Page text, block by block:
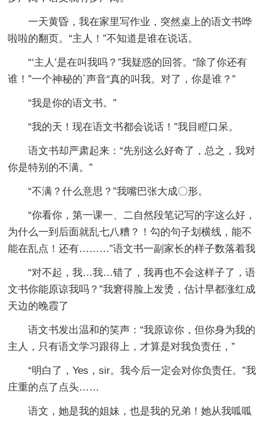
一天黄昏，我在家里写作业，突然桌上的语文书哗
啦啦的翻页。“主人！”不知道是谁在说话。
“‘主人’是在叫我吗？”我疑惑的回答。“除了你还有
谁！”一个神秘的`声音“真的叫我。对了，你是谁？”
“我是你的语文书。”
“我的天！现在语文书都会说话！”我目瞪口呆。
语文书却严肃起来：“先别这么好奇了，总之，我对
你是特别的不满。”
“不满？什么意思？”我嘴巴张大成〇形。
“你看你，第一课一、二自然段笔记写的字这么好，
为什么一到后面就乱七八糟？！勾的句子划横线，能不
能在乱点！还有………”语文书一副家长的样子数落着我
“对不起，我…我…错了，我再也不会这样子了，语
文书你能原谅我吗？”我窘得脸上发烫，估计早都涨红成
天边的晚霞了
语文书发出温和的笑声：“我原谅你，但你身为我的
主人，只有语文学习跟得上，才算是对我负责任，”
“明白了，Yes，sir。我今后一定会对你负责任。”我
庄重的点了点头……
语文，她是我的姐妹，也是我的兄弟！她从我呱呱